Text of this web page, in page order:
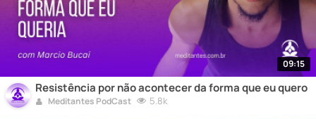
09:15
Resistência por não acontecer da forma que eu quero
Meditantes PodCast 5.8k